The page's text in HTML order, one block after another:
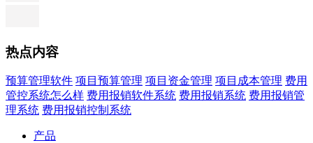
热点内容
预算管理软件 项目预算管理 项目资金管理 项目成本管理 费用
管控系统怎么样 费用报销软件系统 费用报销系统 费用报销管
理系统 费用报销控制系统
产品